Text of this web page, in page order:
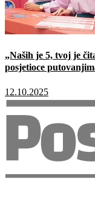
„Naših je 5, tvoj je
posjetioce
12.10.2025